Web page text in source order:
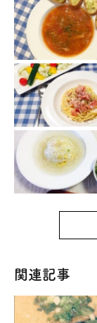
関連記事